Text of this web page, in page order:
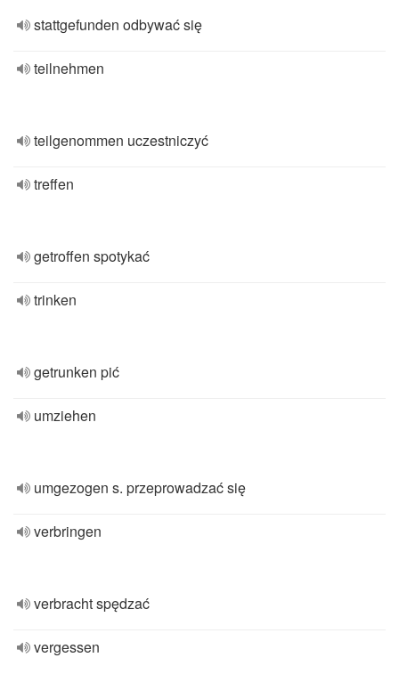
stattgefunden odbywać się
teilnehmen
teilgenommen uczestniczyć
treffen
getroffen spotykać
trinken
getrunken pić
umziehen
umgezogen s. przeprowadzać się
verbringen
verbracht spędzać
vergessen